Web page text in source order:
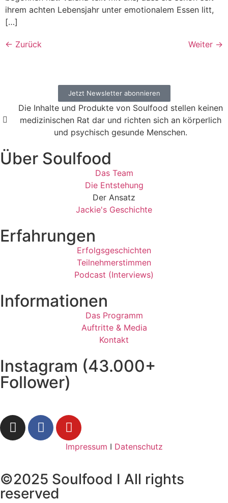
ihrem achten Lebensjahr unter emotionalem Essen litt,
[…]
← Zurück Weiter →
Jetzt Newsletter abonnieren
Die Inhalte und Produkte von Soulfood stellen keinen
medizinischen Rat dar und richten sich an körperlich
und psychisch gesunde Menschen.​
Über Soulfood
Das Team
Die Entstehung
Der Ansatz
Jackie's Geschichte
Erfahrungen
Erfolgsgeschichten
Teilnehmerstimmen
Podcast (Interviews)
Informationen
Das Programm
Auftritte & Media
Kontakt
Instagram (43.000+
Follower)
Impressum I Datenschutz
©2025 Soulfood I All rights
reserved